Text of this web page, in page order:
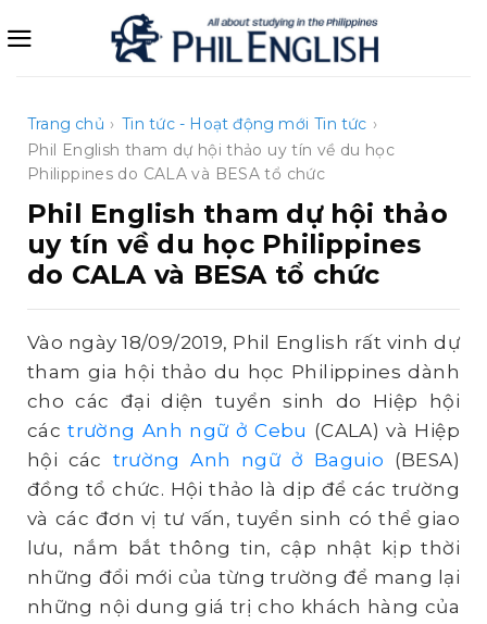
qua
Trang chủ › Tin tức - Hoạt động mới Tin tức ›
Phil English tham dự hội thảo uy tín về du học
Philippines do CALA và BESA tổ chức
Phil English tham dự hội thảo
uy tín về du học Philippines
do CALA và BESA tổ chức
Vào ngày 18/09/2019, Phil English rất vinh dự
tham gia hội thảo du học Philippines dành
cho các đại diện tuyển sinh do Hiệp hội
cáctrường Anh ngữ ở Cebu (CALA) và Hiệp
hội các trường Anh ngữ ở Baguio (BESA)
đồng tổ chức. Hội thảo là dịp để các trường
và các đơn vị tư vấn, tuyển sinh có thể giao
lưu, nắm bắt thông tin, cập nhật kịp thời
những đổi mới của từng trường để mang lại
những nội dung giá trị cho khách hàng của